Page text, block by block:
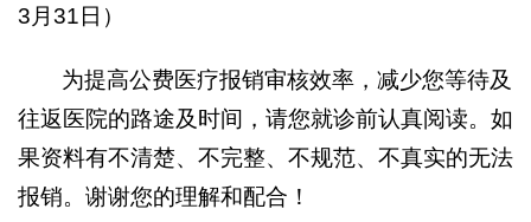
3月31日）
为提高公费医疗报销审核效率，减少您等待及
往返医院的路途及时间，请您就诊前认真阅读。如
果资料有不清楚、不完整、不规范、不真实的无法
报销。谢谢您的理解和配合！